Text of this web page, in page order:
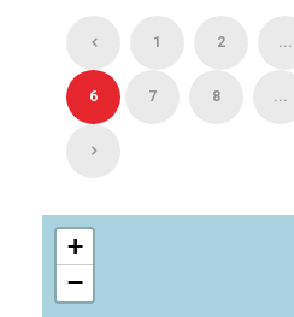
1 2 ...
6 7 8 ...
+
−